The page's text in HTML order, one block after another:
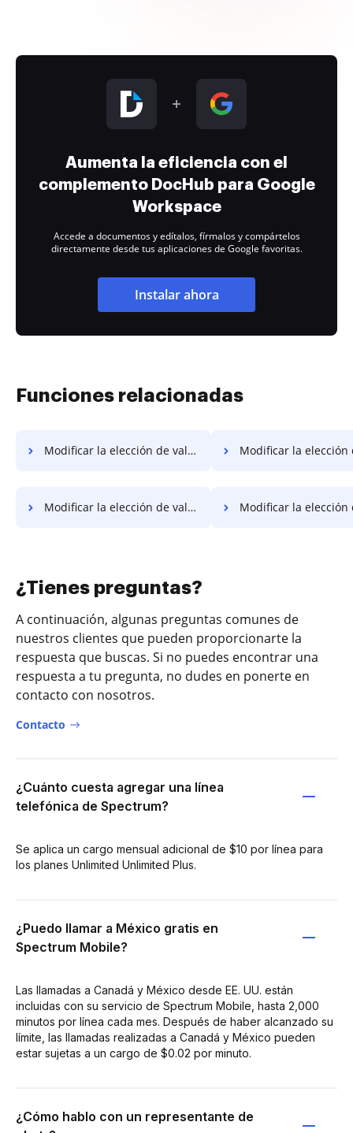
Aumenta la eficiencia con el
complemento DocHub para Google
Workspace
Accede a documentos y edítalos, fírmalos y compártelos
directamente desde tus aplicaciones de Google favoritas.
Instalar ahora
Funciones relacionadas
Modificar la elección de valor en PDF en Macbook Modificar la elección de valor en PDF en
Modificar la elección de valor en PDF en el sitio web Modificar la elección de valor en
¿Tienes preguntas?
A continuación, algunas preguntas comunes de
nuestros clientes que pueden proporcionarte la
respuesta que buscas. Si no puedes encontrar una
respuesta a tu pregunta, no dudes en ponerte en
contacto con nosotros.
Contacto
¿Cuánto cuesta agregar una línea
telefónica de Spectrum?
Se aplica un cargo mensual adicional de $10 por línea para
los planes Unlimited Unlimited Plus.
¿Puedo llamar a México gratis en
Spectrum Mobile?
Las llamadas a Canadá y México desde EE. UU. están
incluidas con su servicio de Spectrum Mobile, hasta 2,000
minutos por línea cada mes. Después de haber alcanzado su
límite, las llamadas realizadas a Canadá y México pueden
estar sujetas a un cargo de $0.02 por minuto.
¿Cómo hablo con un representante de